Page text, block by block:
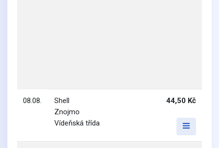
08.08.
Shell
Znojmo
Vídeňská třída
44,50 Kč